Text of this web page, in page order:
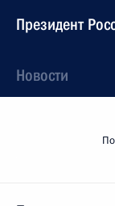
Президент
Новости